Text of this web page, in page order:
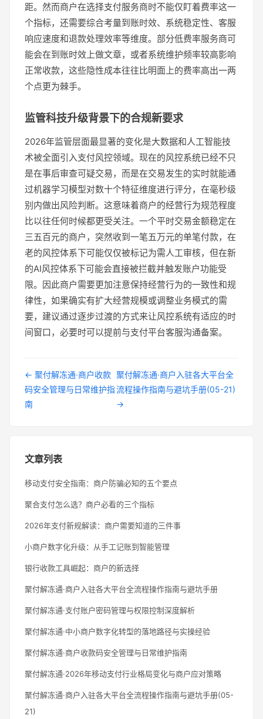
距。然而商户在选择支付服务商时不能仅盯着费率这一
个指标，还需要综合考量到账时效、系统稳定性、客服
响应速度和退款处理效率等维度。部分低费率服务商可
能会在到账时效上做文章，或者系统维护频率较高影响
正常收款，这些隐性成本往往比明面上的费率高出一两
个点更为棘手。
监管科技升级背景下的合规新要求
2026年监管层面最显著的变化是大数据和人工智能技
术被全面引入支付风控领域。现在的风控系统已经不只
是在事后审查可疑交易，而是在交易发生的实时就能通
过机器学习模型对数十个特征维度进行评分，在毫秒级
别内做出风险判断。这意味着商户的经营行为规范程度
比以往任何时候都更受关注。一个平时交易金额稳定在
三五百元的商户，突然收到一笔五万元的单笔付款，在
老的风控体系下可能仅仅被标记为需人工审核，但在新
的AI风控体系下可能会直接被拦截并触发账户功能受
限。因此商户需要更加注意保持经营行为的一致性和规
律性，如果确实有扩大经营规模或调整业务模式的需
要，建议通过逐步过渡的方式来让风控系统有适应的时
间窗口，必要时可以提前与支付平台客服沟通备案。
← 聚付解冻通·商户收款
码安全管理与日常维护指
南
聚付解冻通·商户入驻各大平台全
流程操作指南与避坑手册(05-21)
→
文章列表
移动支付安全指南：商户防骗必知的五个要点
聚合支付怎么选？商户必看的三个指标
2026年支付新规解读：商户需要知道的三件事
小商户数字化升级：从手工记账到智能管理
银行收款工具崛起：商户的新选择
聚付解冻通·商户入驻各大平台全流程操作指南与避坑手册
聚付解冻通·支付账户密码管理与权限控制深度解析
聚付解冻通·中小商户数字化转型的落地路径与实操经验
聚付解冻通·商户收款码安全管理与日常维护指南
聚付解冻通·2026年移动支付行业格局变化与商户应对策略
聚付解冻通·商户入驻各大平台全流程操作指南与避坑手册(05-
21)